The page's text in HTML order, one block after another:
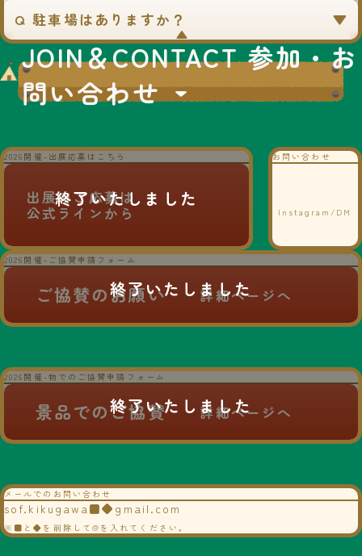
No.A009
・車2台の展示・Honda車
ペーパークラフト配布
ジャグリングとトークで
とにかく盛り上げます！
No.A013
菓子パン、クレープの販
No.A014
ャンプギア、釣具など）
No.A016
販売、就航先ＰR
No.A018
Q 駐車場はありますか？
▼
JOIN＆CONTACT 参加・お
問い合わせ
2026開催-出展応募はこちら
出展のご応募は
公式ラインから
お問い合わせ
Instagram/DM
2026開催-ご協賛申請フォーム
ご協賛のお願い 詳細ページへ
2026開催-物でのご協賛申請フォーム
景品でのご協賛 詳細ページへ
メールでのお問い合わせ
sof.kikugawa■◆gmail.com
※■と◆を削除して@を入れてください。